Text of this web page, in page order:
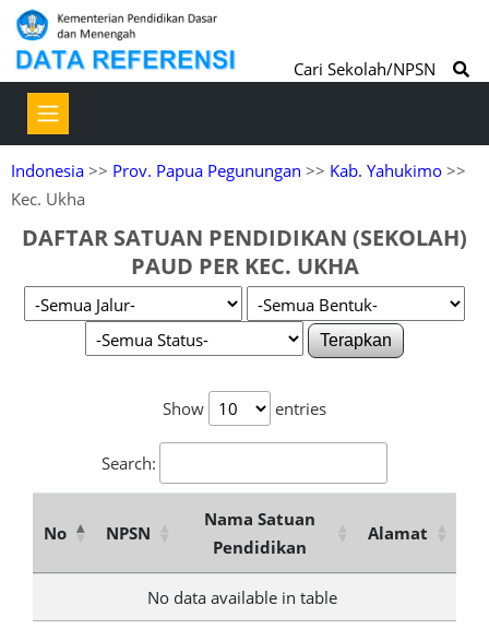
Cari Sekolah/NPSN
Indonesia >> Prov. Papua Pegunungan >> Kab. Yahukimo >>
Kec. Ukha
DAFTAR SATUAN PENDIDIKAN (SEKOLAH)
PAUD PER KEC. UKHA
Terapkan
Show entries
Search:
No NPSN
Nama Satuan
Pendidikan
Alamat
No data available in table